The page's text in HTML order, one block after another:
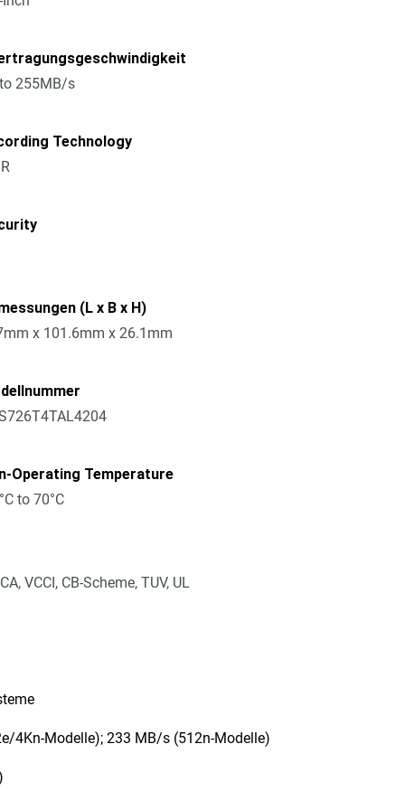
255MB/s
Technology
(L x B x H)
x 101.6mm x 26.1mm
Operating Temperature
to 70°C
VCCI, CB-Scheme, TUV, UL
4Kn-Modelle); 233 MB/s (512n-Modelle)